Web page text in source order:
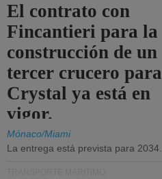
El contrato con
Fincantieri para la
construcción de un
tercer crucero para
Crystal ya está en
vigor.
Mónaco/Miami
La entrega está prevista para 2034.